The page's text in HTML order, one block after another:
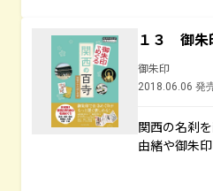
１３ 御朱
御朱印
2018.06.06 発
関西の名刹
由緒や御朱